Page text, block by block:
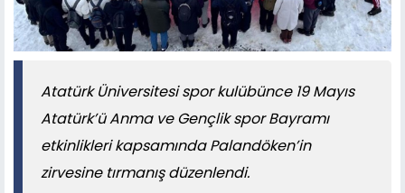
Atatürk Üniversitesi spor kulübünce 19 Mayıs
Atatürk’ü Anma ve Gençlik spor Bayramı
etkinlikleri kapsamında Palandöken’in
zirvesine tırmanış düzenlendi.